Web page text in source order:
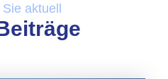
aktuell